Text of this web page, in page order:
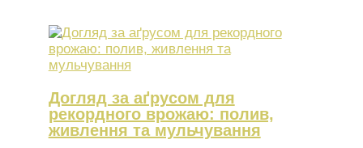
Догляд за аґрусом для
рекордного врожаю: полив,
живлення та мульчування